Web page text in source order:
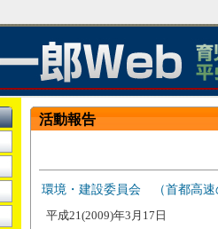
活動報告
環境・建設委員会 （首都高速
平成21(2009)年3月17日